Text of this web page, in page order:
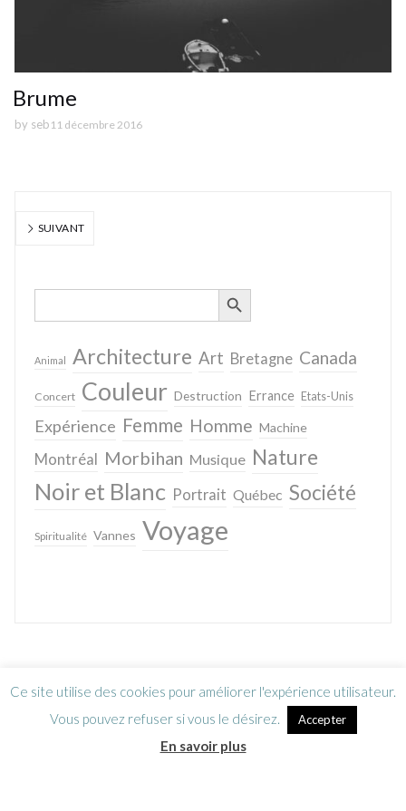
Brume
by seb 11 décembre 2016
SUIVANT
Search
SEARCH BUTTON
Animal Architecture Art Bretagne Canada
Concert Couleur Destruction Errance Etats-Unis
Expérience Femme Homme Machine
Montréal Morbihan Musique Nature
Noir et Blanc Portrait Québec Société
Spiritualité Vannes Voyage
Ce site utilise des cookies pour améliorer l'expérience utilisateur.
Vous pouvez refuser si vous le désirez.
Accepter
En savoir plus